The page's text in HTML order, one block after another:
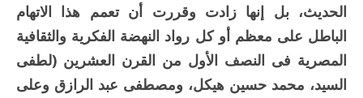
الحديث، بل إنها زادت وقررت أن تعمم هذا الاتهام
الباطل على معظم أو كل رواد النهضة الفكرية والثقافية
المصرية فى النصف الأول من القرن العشرين (لطفى
السيد، محمد حسين هيكل، ومصطفى عبد الرازق وعلى